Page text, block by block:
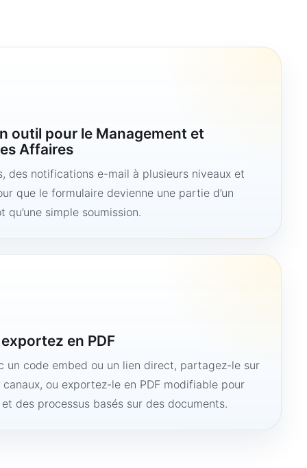
outil pour le Management et
Affaires
des notifications e-mail à plusieurs niveaux et
que le formulaire devienne une partie d’un
simple soumission.
en PDF
un code embed ou un lien direct, partagez-le sur
ou exportez-le en PDF modifiable pour
des processus basés sur des documents.